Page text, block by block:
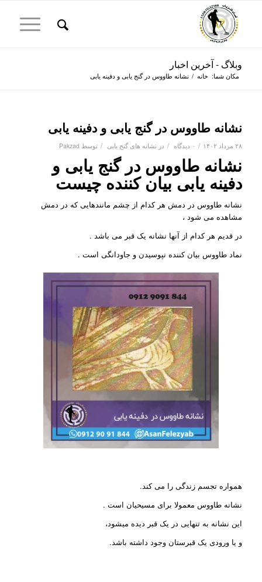
وبلاگ - آخرین اخبار
مکان شما: خانه / نشانه طاووس در گنج یابی و دفینه یابی
نشانه طاووس در گنج یابی و دفینه یابی
۲۸ مرداد ۱۴۰۲ / ۰ دیدگاه / در نشانه های گنج یابی / توسط Pakzad
نشانه طاووس در گنج یابی و
دفینه یابی بیان کننده چیست
نشانه طاووس در دمش هر کدام از چشم مانندهایی که در دمش
مشاهده می شود ،
در قدیم هر کدام از آنها نشانه یک قبر می باشد .
نماد طاووس بیان کننده نپوسیدن و جاودانگی است .
همواره تجسم زندگی را می کند.
نشانه طاووس معمولا برای مسیحیان است .
این نشانه به تنهایی در یک قبر دیده میشود،
و یا ورودی یک قبرستان وجود داشته باشد.